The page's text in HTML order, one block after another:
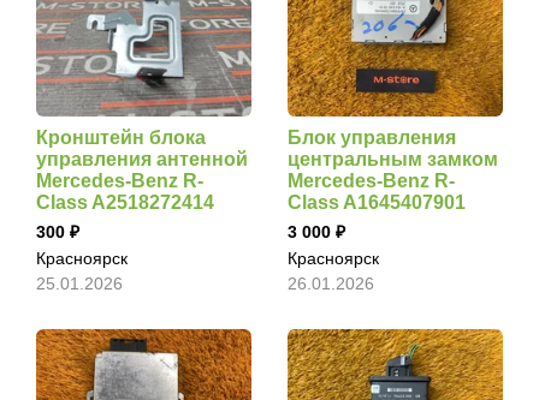
Кронштейн блока
управления антенной
Mercedes-Benz R-
Class A2518272414
300
Красноярск
25.01.2026
Блок управления
центральным замком
Mercedes-Benz R-
Class A1645407901
3 000
Красноярск
26.01.2026